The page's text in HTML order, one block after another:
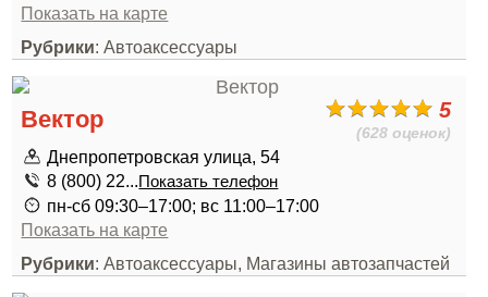
Показать на карте
Рубрики: Автоаксессуары
5
(628 оценок)
Вектор
Днепропетровская улица, 54
8 (800) 22...Показать телефон
пн-сб 09:30–17:00; вс 11:00–17:00
Показать на карте
Рубрики: Автоаксессуары, Магазины автозапчастей